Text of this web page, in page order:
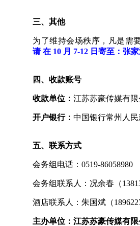
三、其他
为了维持会场秩序，凡是需
请 在 10 月 7-12 日寄至：张
四、收款账号
收款单位： 江苏苏豪传媒有
开户银行： 中国银行常州人
五、联系方式
会务组电话：0519-
会务组联系人：况余春（
酒店联系人：朱国斌（
主办单位：江苏苏豪传媒有